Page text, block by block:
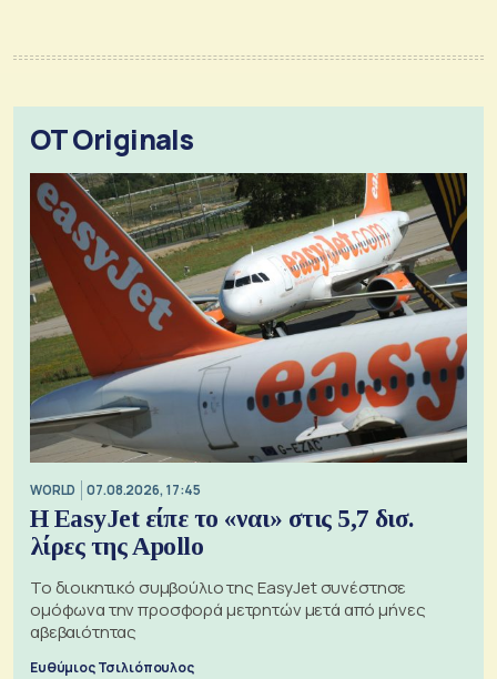
OT Originals
WORLD 07.08.2026, 17:45
Η EasyJet είπε το «ναι» στις 5,7 δισ.
λίρες της Apollo
Το διοικητικό συμβούλιο της EasyJet συνέστησε
ομόφωνα την προσφορά μετρητών μετά από μήνες
αβεβαιότητας
Ευθύμιος Τσιλιόπουλος